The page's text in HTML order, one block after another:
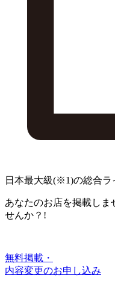
日本最大級(※1)の総合ラ
あなたのお店を掲載しま
せんか？!
無料掲載・
内容変更のお申し込み